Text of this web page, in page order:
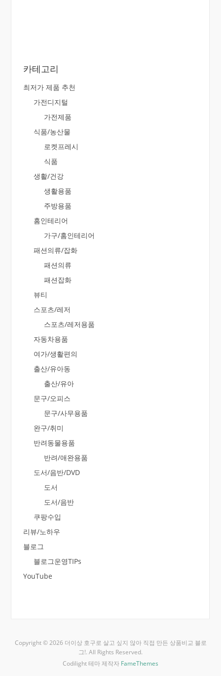
카테고리
최저가 제품 추천
가전디지털
가전제품
식품/농산물
로켓프레시
식품
생활/건강
생활용품
주방용품
홈인테리어
가구/홈인테리어
패션의류/잡화
패션의류
패션잡화
뷰티
스포츠/레저
스포츠/레저용품
자동차용품
여가/생활편의
출산/유아동
출산/유아
문구/오피스
문구/사무용품
완구/취미
반려동물용품
반려/애완용품
도서/음반/DVD
도서
도서/음반
쿠팡수입
리뷰/노하우
블로그
블로그운영TIPs
YouTube
Copyright © 2026 더이상 호구로 살고 싶지 않아 직접 만든 상품비교 블로
그!. All Rights Reserved.
Codilight 테마 제작자 FameThemes